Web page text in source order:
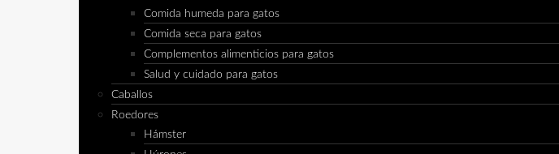
Comida humeda para gatos
Comida seca para gatos
Complementos alimenticios para gatos
Salud y cuidado para gatos
Caballos
Roedores
Hámster